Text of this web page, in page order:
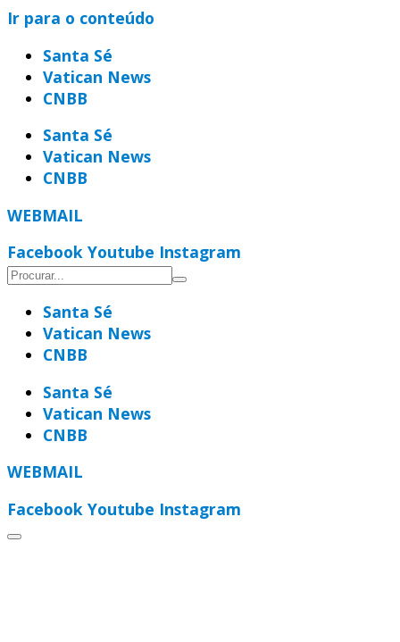
Ir para o conteúdo
Santa Sé
Vatican News
CNBB
Santa Sé
Vatican News
CNBB
WEBMAIL
Facebook Youtube Instagram
Santa Sé
Vatican News
CNBB
Santa Sé
Vatican News
CNBB
WEBMAIL
Facebook Youtube Instagram